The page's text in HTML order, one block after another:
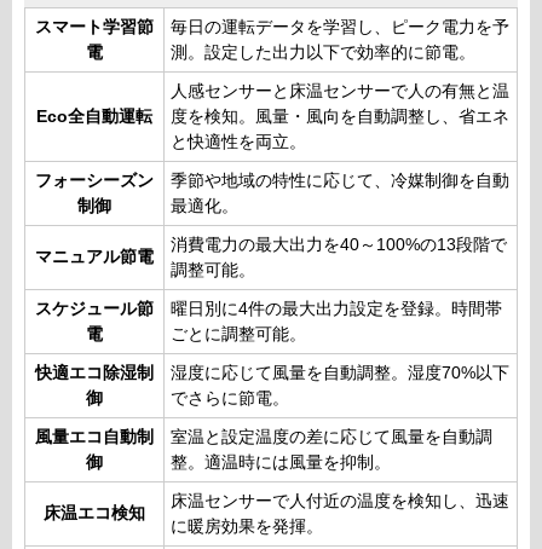
スマート学習節
電
毎日の運転データを学習し、ピーク電力を予
測。設定した出力以下で効率的に節電。
Eco全自動運転
人感センサーと床温センサーで人の有無と温
度を検知。風量・風向を自動調整し、省エネ
と快適性を両立。
フォーシーズン
制御
季節や地域の特性に応じて、冷媒制御を自動
最適化。
マニュアル節電
消費電力の最大出力を40～100%の13段階で
調整可能。
スケジュール節
電
曜日別に4件の最大出力設定を登録。時間帯
ごとに調整可能。
快適エコ除湿制
御
湿度に応じて風量を自動調整。湿度70%以下
でさらに節電。
風量エコ自動制
御
室温と設定温度の差に応じて風量を自動調
整。適温時には風量を抑制。
床温エコ検知
床温センサーで人付近の温度を検知し、迅速
に暖房効果を発揮。